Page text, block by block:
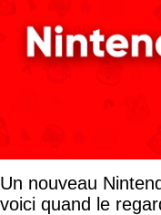
Un nouveau
voici quand le